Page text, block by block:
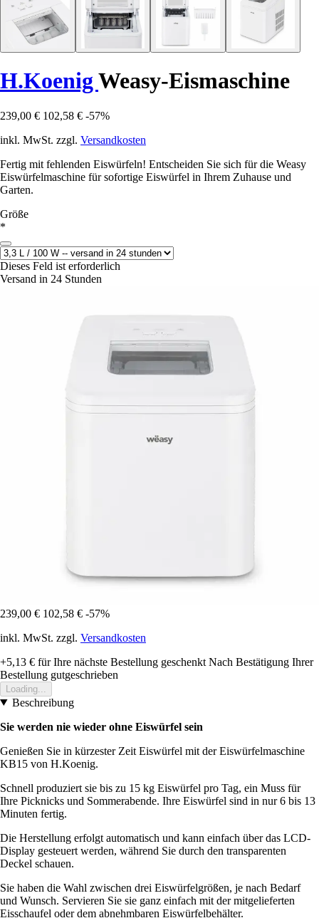
H.KoenigWeasy-Eismaschine
239,00 € 102,58 € -57%
inkl. MwSt. zzgl. Versandkosten
Fertig mit fehlenden Eiswürfeln! Entscheiden Sie sich für die Weasy
Eiswürfelmaschine für sofortige Eiswürfel in Ihrem Zuhause und
Garten.
Größe
*
Dieses Feld ist erforderlich
Versand in 24 Stunden
239,00 € 102,58 € -57%
inkl. MwSt. zzgl. Versandkosten
+5,13 € für Ihre nächste Bestellung geschenkt Nach Bestätigung Ihrer
Bestellung gutgeschrieben
Loading...
Beschreibung
Sie werden nie wieder ohne Eiswürfel sein
Genießen Sie in kürzester Zeit Eiswürfel mit der Eiswürfelmaschine
KB15 von H.Koenig.
Schnell produziert sie bis zu 15 kg Eiswürfel pro Tag, ein Muss für
Ihre Picknicks und Sommerabende. Ihre Eiswürfel sind in nur 6 bis 13
Minuten fertig.
Die Herstellung erfolgt automatisch und kann einfach über das LCD-
Display gesteuert werden, während Sie durch den transparenten
Deckel schauen.
Sie haben die Wahl zwischen drei Eiswürfelgrößen, je nach Bedarf
und Wunsch. Servieren Sie sie ganz einfach mit der mitgelieferten
Eisschaufel oder dem abnehmbaren Eiswürfelbehälter.